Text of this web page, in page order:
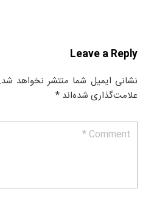
Leave a Reply
نشانی ایمیل شما منتشر نخواهد شد.
علامت‌گذاری شده‌اند *